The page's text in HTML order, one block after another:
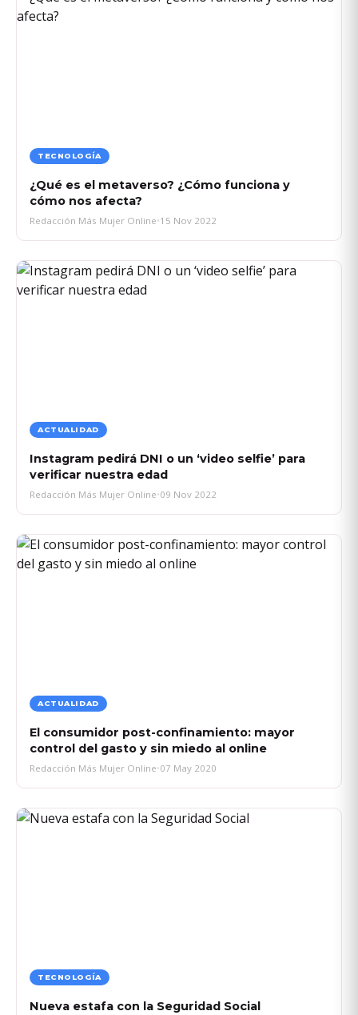
TECNOLOGÍA
¿Qué es el metaverso? ¿Cómo funciona y
cómo nos afecta?
Redacción Más Mujer Online•15 Nov 2022
ACTUALIDAD
Instagram pedirá DNI o un ‘video selfie’ para
verificar nuestra edad
Redacción Más Mujer Online•09 Nov 2022
ACTUALIDAD
El consumidor post-confinamiento: mayor
control del gasto y sin miedo al online
Redacción Más Mujer Online•07 May 2020
TECNOLOGÍA
Nueva estafa con la Seguridad Social